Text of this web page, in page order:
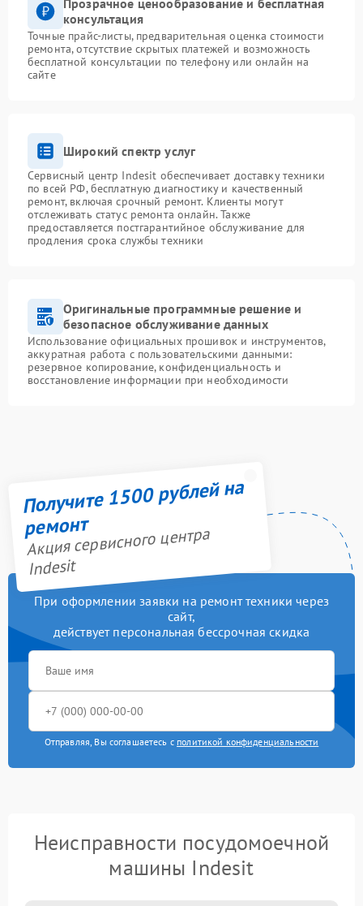
Прозрачное ценообразование и бесплатная
консультация
Точные прайс-листы, предварительная оценка стоимости
ремонта, отсутствие скрытых платежей и возможность
бесплатной консультации по телефону или онлайн на
сайте
Широкий спектр услуг
Сервисный центр Indesit обеспечивает доставку техники
по всей РФ, бесплатную диагностику и качественный
ремонт, включая срочный ремонт. Клиенты могут
отслеживать статус ремонта онлайн. Также
предоставляется постгарантийное обслуживание для
продления срока службы техники
Оригинальные программные решение и
безопасное обслуживание данных
Использование официальных прошивок и инструментов,
аккуратная работа с пользовательскими данными:
резервное копирование, конфиденциальность и
восстановление информации при необходимости
Получите 1500 рублей на
ремонт
Акция сервисного центра
Indesit
При оформлении заявки на ремонт техники через
сайт,
действует персональная бессрочная скидка
Отправляя, Вы соглашаетесь с политикой конфиденциальности
Неисправности посудомоечной
машины Indesit